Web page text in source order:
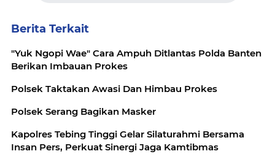
Berita Terkait
"Yuk Ngopi Wae" Cara Ampuh Ditlantas Polda Banten
Berikan Imbauan Prokes
Polsek Taktakan Awasi Dan Himbau Prokes
Polsek Serang Bagikan Masker
Kapolres Tebing Tinggi Gelar Silaturahmi Bersama
Insan Pers, Perkuat Sinergi Jaga Kamtibmas